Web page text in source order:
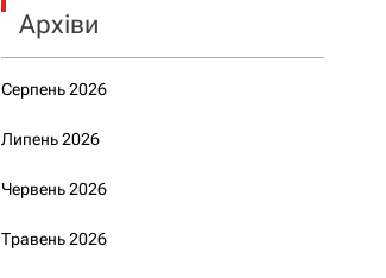
Архіви
Серпень 2026
Липень 2026
Червень 2026
Травень 2026